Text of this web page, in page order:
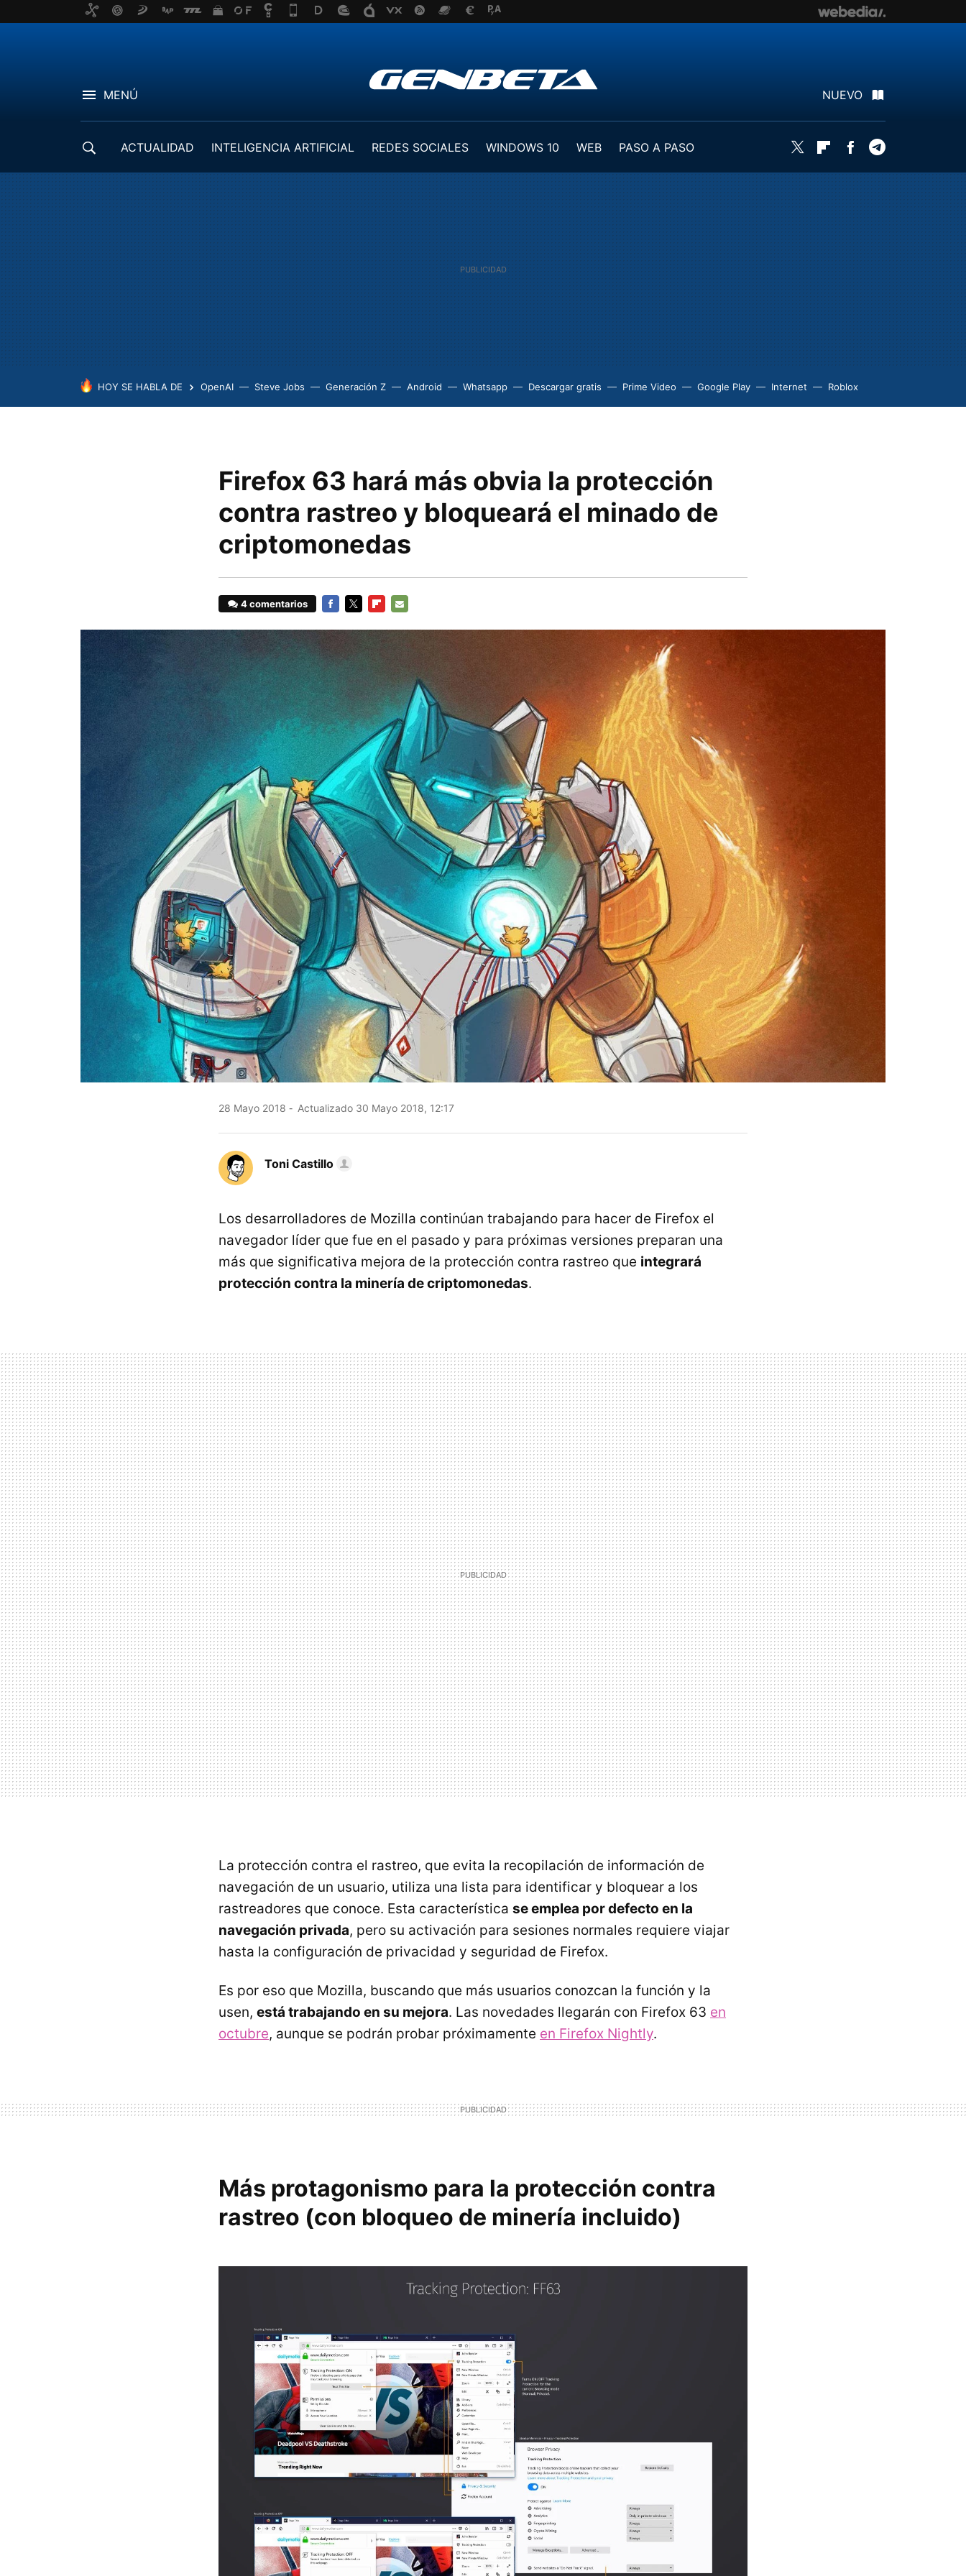
MENÚ NUEVO
ACTUALIDAD INTELIGENCIA ARTIFICIAL REDES SOCIALES WINDOWS 10 WEB
PASO A PASO
Twitter FlipboardFacebook
HOY SE HABLA DE OpenAI Steve Jobs Generación Z Android Whatsapp Descargar gratis Prime Video Google Play Internet Roblox
Firefox 63 hará más obvia la protección
contra rastreo y bloqueará el minado de
criptomonedas
4 comentarios
28 Mayo 2018 Actualizado 30 Mayo 2018, 12:17
Toni Castillo
Los desarrolladores de Mozilla continúan trabajando para hacer de Firefox el
navegador líder que fue en el pasado y para próximas versiones preparan una
más que significativa mejora de la protección contra rastreo que integrará
protección contra la minería de criptomonedas.
La protección contra el rastreo, que evita la recopilación de información de
navegación de un usuario, utiliza una lista para identificar y bloquear a los
rastreadores que conoce. Esta característica se emplea por defecto en la
navegación privada, pero su activación para sesiones normales requiere viajar
hasta la configuración de privacidad y seguridad de Firefox.
Es por eso que Mozilla, buscando que más usuarios conozcan la función y la
usen, está trabajando en su mejora. Las novedades llegarán con Firefox 63 en
octubre, aunque se podrán probar próximamente en Firefox Nightly.
Más protagonismo para la protección contra
rastreo (con bloqueo de minería incluido)